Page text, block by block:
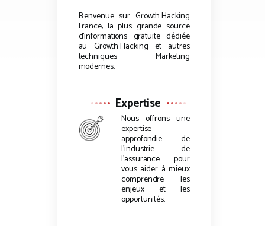
Bienvenue sur Growth Hacking
France, la plus grande source
d’informations gratuite dédiée
au Growth Hacking et autres
techniques Marketing
modernes.
Expertise
Nous offrons une
expertise
approfondie de
l’industrie de
l’assurance pour
vous aider à mieux
comprendre les
enjeux et les
opportunités.